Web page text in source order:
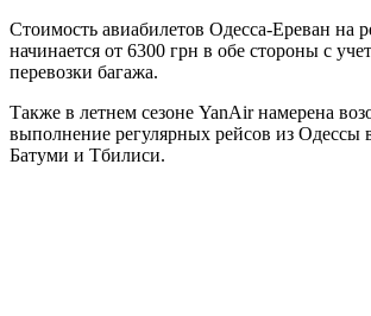
Стоимость авиабилетов Одесса-Ереван на
начинается от 6300 грн в обе стороны с
перевозки багажа.
Также в летнем сезоне YanAir намерена
выполнение регулярных рейсов из Одессы
Батуми и Тбилиси.